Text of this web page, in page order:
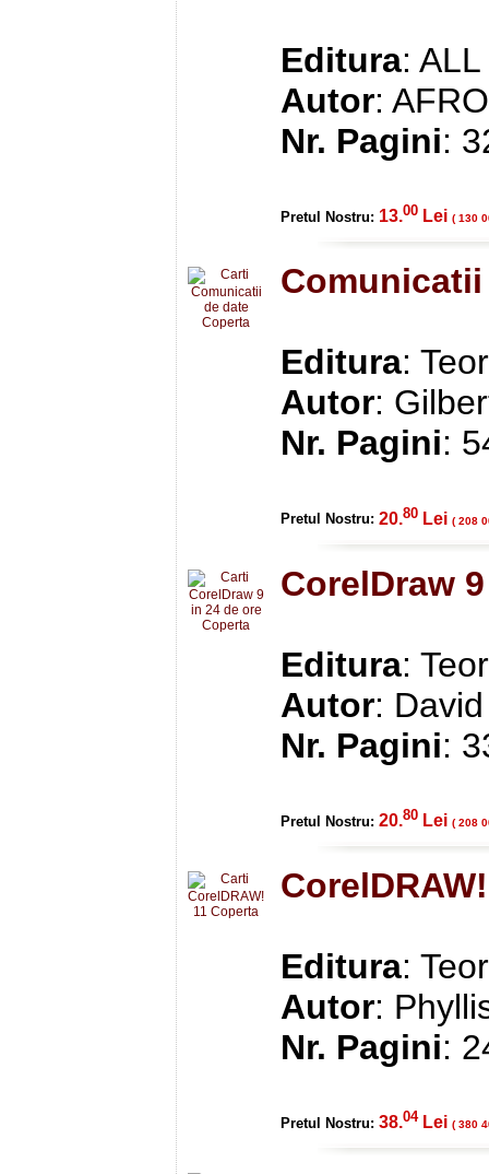
Editura: ALL
Autor:
Nr. Pagini:
Pretul Nostru: 13.00 Lei ( 130
Editura:
Autor:
Nr. Pagini:
Pretul Nostru: 20.80 Lei ( 208
CorelDraw
Editura:
Autor:
Nr. Pagini:
Pretul Nostru: 20.80 Lei ( 208
Editura:
Autor:
Nr. Pagini:
Pretul Nostru: 38.04Lei ( 380